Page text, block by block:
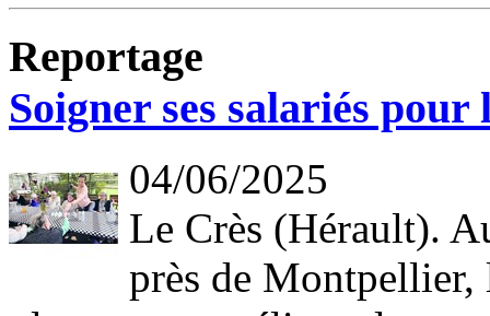
Reportage
Soigner ses salariés pour
04/06/2025
Le Crès (Hérault).
près de Montpellier,